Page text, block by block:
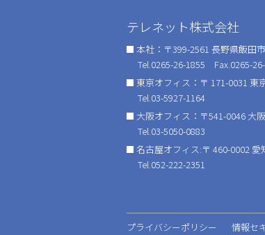
テレネット株式会社
本社：〒399-2561 長野県飯田
Tel.0265-26-1855 Fax.0265-
東京オフィス：〒 171-0031 東
Tel.03-5927-1164
大阪オフィス：〒541-0046 大
Tel.03-5050-0883
名古屋オフィス:〒 460-0002
Tel.052-222-2351
プライバシーポリシー 情報セ